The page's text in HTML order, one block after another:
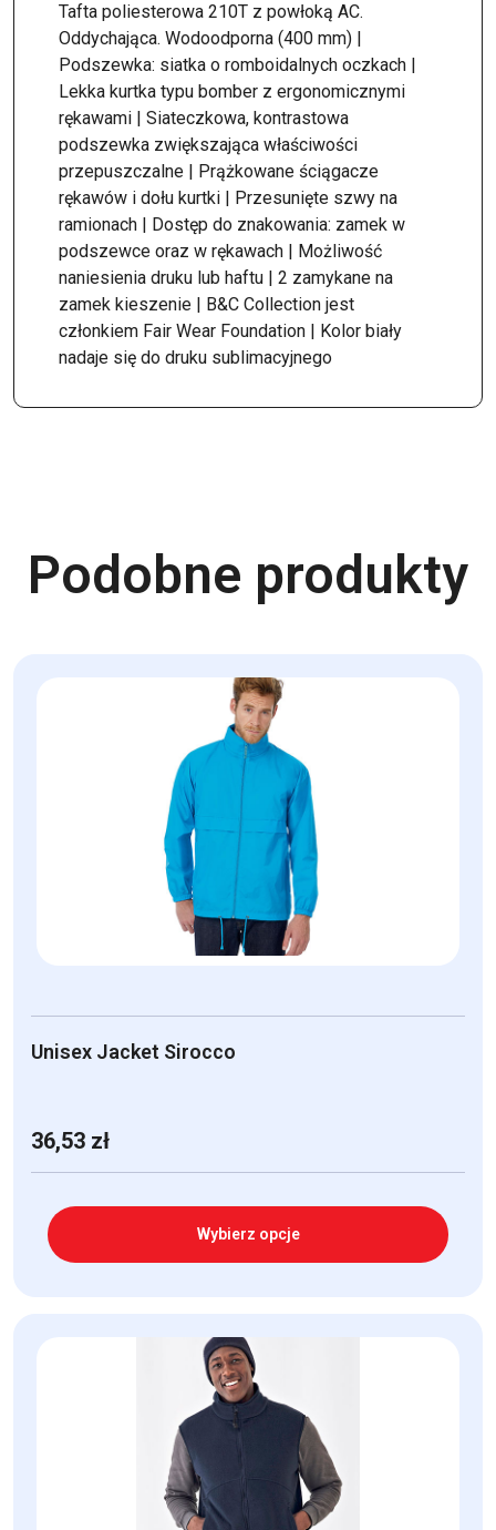
Tafta poliesterowa 210T z powłoką AC.
Oddychająca. Wodoodporna (400 mm) |
Podszewka: siatka o romboidalnych oczkach |
Lekka kurtka typu bomber z ergonomicznymi
rękawami | Siateczkowa, kontrastowa
podszewka zwiększająca właściwości
przepuszczalne | Prążkowane ściągacze
rękawów i dołu kurtki | Przesunięte szwy na
ramionach | Dostęp do znakowania: zamek w
podszewce oraz w rękawach | Możliwość
naniesienia druku lub haftu | 2 zamykane na
zamek kieszenie | B&C Collection jest
członkiem Fair Wear Foundation | Kolor biały
nadaje się do druku sublimacyjnego
Podobne produkty
Unisex Jacket Sirocco
36,53 zł
Wybierz opcje